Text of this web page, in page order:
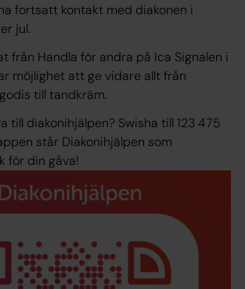
fortsatt kontakt med diakonen i
jul.
från Handla för andra på Ica Signalen i
möjlighet att ge vidare allt från
till tandkräm.
till diakonihjälpen? Swisha till 123 475
står Diakonihjälpen som
för din gåva!